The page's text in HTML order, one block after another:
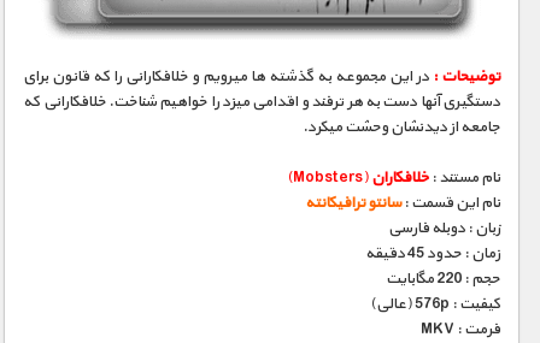
توضیحات : در این مجموعه به گذشته ها میرویم و خلافکارانی را که قانون برای
دستگیری آنها دست به هر ترفند و اقدامی میزد را خواهیم شناخت. خلافکارانی که
جامعه از دیدنشان وحشت میکرد.
نام مستند : خلافکاران(Mobsters)
نام این قسمت :سانتو ترافیكانته
زبان : دوبله فارسی
زمان : حدود 45 دقیقه
حجم : 220 مگابایت
کیفیت : 576p (عالی)
فرمت : MKV